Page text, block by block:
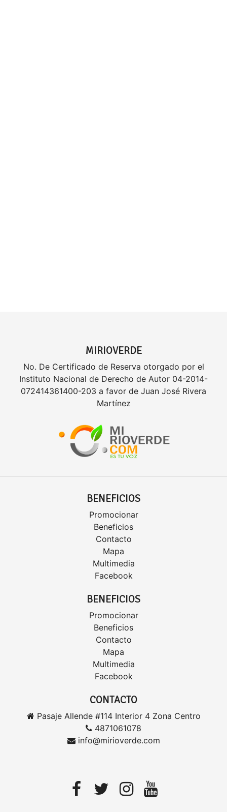
MIRIOVERDE
No. De Certificado de Reserva otorgado por el
Instituto Nacional de Derecho de Autor 04-2014-
072414361400-203 a favor de Juan José Rivera
Martínez
BENEFICIOS
Promocionar
Beneficios
Contacto
Mapa
Multimedia
Facebook
BENEFICIOS
Promocionar
Beneficios
Contacto
Mapa
Multimedia
Facebook
CONTACTO
Pasaje Allende #114 Interior 4 Zona Centro
4871061078
info@mirioverde.com